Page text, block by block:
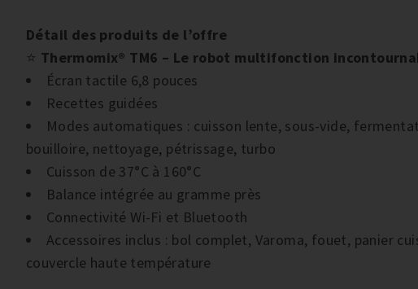
Détail des produits de l’offre
⭐ Thermomix® TM6 – Le robot multifonction
Écran tactile 6,8 pouces
Recettes guidées
Modes automatiques : cuisson lente, sous-vide,
bouilloire, nettoyage, pétrissage, turbo
Cuisson de 37°C à 160°C
Balance intégrée au gramme près
Connectivité Wi-Fi et Bluetooth
Accessoires inclus : bol complet, Varoma, fouet, panier
couvercle haute température